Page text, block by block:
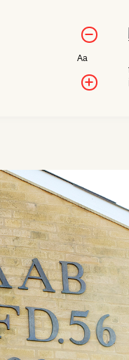
Kontrol af
AaNulstil
Forøg